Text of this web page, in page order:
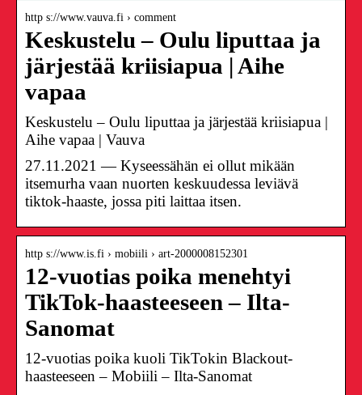
http s://www.vauva.fi › comment
Keskustelu – Oulu liputtaa ja
järjestää kriisiapua | Aihe
vapaa
Keskustelu – Oulu liputtaa ja järjestää kriisiapua |
Aihe vapaa | Vauva
27.11.2021 — Kyseessähän ei ollut mikään
itsemurha vaan nuorten keskuudessa leviävä
tiktok-haaste, jossa piti laittaa itsen.
http s://www.is.fi › mobiili › art-2000008152301
12-vuotias poika menehtyi
TikTok-haasteeseen – Ilta-
Sanomat
12-vuotias poika kuoli TikTokin Blackout-
haasteeseen – Mobiili – Ilta-Sanomat